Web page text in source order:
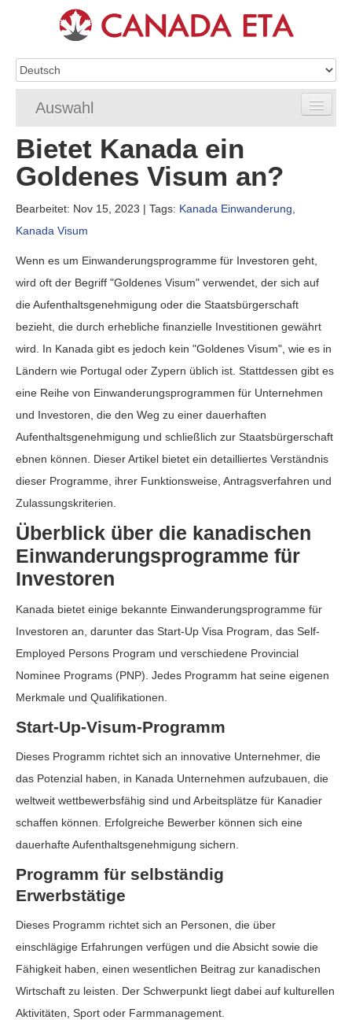
Auswahl
Home
eTA-Antragstellung
eTA-Anforderungen
eTA Status
Kontakt
Bietet Kanada ein
Goldenes Visum an?
Bearbeitet: Nov 15, 2023 | Tags: Kanada Einwanderung
Kanada Visum
Wenn es um Einwanderungsprogramme für Investoren geht,
wird oft der Begriff "Goldenes Visum" verwendet, der sich auf
die Aufenthaltsgenehmigung oder die Staatsbürgerschaft
bezieht, die durch erhebliche finanzielle Investitionen gewährt
wird. In Kanada gibt es jedoch kein "Goldenes Visum", wie es in
Ländern wie Portugal oder Zypern üblich ist. Stattdessen gibt es
eine Reihe von Einwanderungsprogrammen für Unternehmen
und Investoren, die den Weg zu einer dauerhaften
Aufenthaltsgenehmigung und schließlich zur Staatsbürgerschaft
ebnen können. Dieser Artikel bietet ein detailliertes Verständnis
dieser Programme, ihrer Funktionsweise, Antragsverfahren und
Zulassungskriterien.
Überblick über die kanadischen
Einwanderungsprogramme für
Investoren
Kanada bietet einige bekannte Einwanderungsprogramme für
Investoren an, darunter das Start-Up Visa Program, das Self-
Employed Persons Program und verschiedene Provincial
Nominee Programs (PNP). Jedes Programm hat seine eigenen
Merkmale und Qualifikationen.
Start-Up-Visum-Programm
Dieses Programm richtet sich an innovative Unternehmer, die
das Potenzial haben, in Kanada Unternehmen aufzubauen, die
weltweit wettbewerbsfähig sind und Arbeitsplätze für Kanadier
schaffen können. Erfolgreiche Bewerber können sich eine
dauerhafte Aufenthaltsgenehmigung sichern.
Programm für selbständig
Erwerbstätige
Dieses Programm richtet sich an Personen, die über
einschlägige Erfahrungen verfügen und die Absicht sowie die
Fähigkeit haben, einen wesentlichen Beitrag zur kanadischen
Wirtschaft zu leisten. Der Schwerpunkt liegt dabei auf kulturellen
Aktivitäten, Sport oder Farmmanagement.